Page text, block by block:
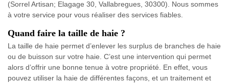
(Sorrel Artisan; Elagage 30, Vallabregues, 30300). Nous sommes
à votre service pour vous réaliser des services fiables.
Quand faire la taille de haie ?
La taille de haie permet d’enlever les surplus de branches de haie
ou de buisson sur votre haie. C’est une intervention qui permet
alors d’offrir une bonne tenue à votre propriété. En effet, vous
pouvez utiliser la haie de différentes façons, et un traitement et